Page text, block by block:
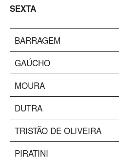
SEXTA
BARRAGEM
GAÚCHO
MOURA
DUTRA
TRISTÃO DE OLIVEIRA
PIRATINI